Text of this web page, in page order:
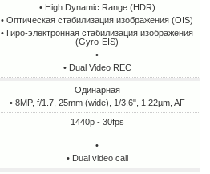
• High Dynamic Range (HDR)
• Оптическая стабилизация изображения (OIS)
• Гиро-электронная стабилизация изображения
(Gyro-EIS)
•
• Dual Video REC
Одинарная
• 8MP, f/1.7, 25mm (wide), 1/3.6", 1.22µm, AF
1440p - 30fps
•
• Dual video call